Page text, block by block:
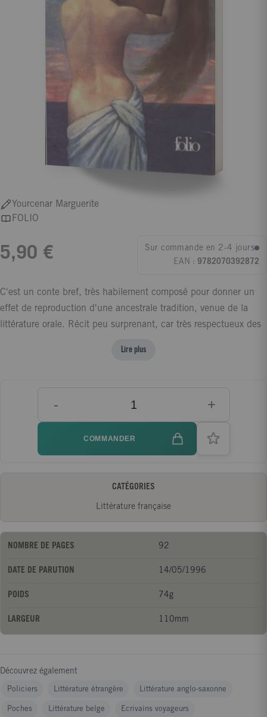
Yourcenar Marguerite
FOLIO
5,90 €
Sur commande en 2-4 jours
EAN : 9782070392872
C'est un conte bref, très habilement composé pour donner un
effet de reproduction d'une ancestrale tradition, venue de la
littérature orale. Récit peu surprenant, car très respectueux des
hommes face au leurre de l'argent ; la difficile conquête de
naufrages, attaques de corsaires, morts, errances, pauvreté plus
grande qu'avant l'acquisition de la supposée fortune,
dénuement définitif. A quoi s'ajoutent des rituels plus
particuliers à Yourcenar, comme l'automutilation. Plus encore
Lire plus
- +
COMMANDER
CATÉGORIES
Littérature française
NOMBRE DE PAGES 92
DATE DE PARUTION 14/05/1996
POIDS 74g
LARGEUR 110mm
Découvrez également
Policiers Littérature étrangère Littérature anglo-saxonne
Poches Littérature belge Ecrivains voyageurs